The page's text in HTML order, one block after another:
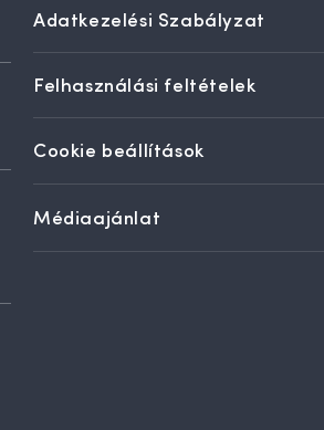
Adatkezelési Szabályzat
Felhasználási feltételek
Cookie beállítások
Médiaajánlat